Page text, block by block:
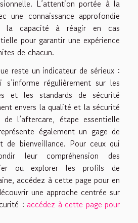
L’attention portée à la
une connaissance approfondie
la capacité à réagir en cas
pour garantir une expérience
de chacun.
reste un indicateur de sérieux :
s’informe régulièrement sur les
et les standards de sécurité
envers la qualité et la sécurité
l’aftercare, étape essentielle
également un gage de
de bienveillance. Pour ceux qui
leur compréhension des
ou explorer les profils de
accédez à cette page pour en
une approche centrée sur
: accédez à cette page pour